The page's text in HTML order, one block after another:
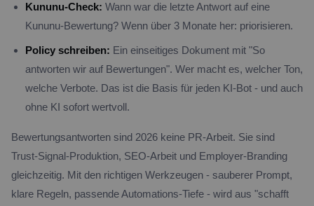
Kununu-Check: Wann war die letzte Antwort auf eine
Kununu-Bewertung? Wenn über 3 Monate her: priorisieren.
Policy schreiben: Ein einseitiges Dokument mit "So
antworten wir auf Bewertungen". Wer macht es, welcher Ton,
welche Verbote. Das ist die Basis für jeden KI-Bot - und auch
ohne KI sofort wertvoll.
Bewertungsantworten sind 2026 keine PR-Arbeit. Sie sind
Trust-Signal-Produktion, SEO-Arbeit und Employer-Branding
gleichzeitig. Mit den richtigen Werkzeugen - sauberer Prompt,
klare Regeln, passende Automations-Tiefe - wird aus "schafft